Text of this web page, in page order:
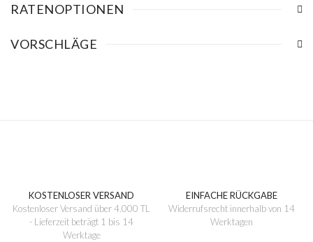
RATENOPTIONEN
VORSCHLÄGE
KOSTENLOSER VERSAND
Kostenloser Versand über 4.000 TL
- Lieferzeit beträgt 1 bis 14
Werktage
EINFACHE RÜCKGABE
Widerrufsrecht innerhalb von 14
Werktagen